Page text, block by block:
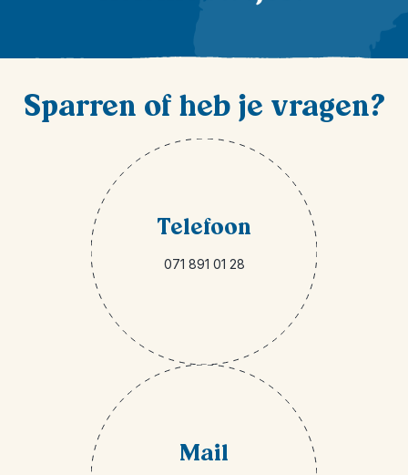
Sparren of heb je vragen?
Telefoon
071 891 01 28
Mail